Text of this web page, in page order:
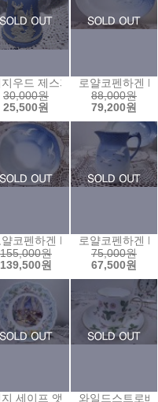
탠드
우드 제스퍼 루돌프종
30,000원
25,500원
로얄코펜하겐
88,000원
79,200원
잔(180ml)
루시걸 갈매기 습볼(24)
얄코펜하겐 B&G 블루시걸 갈
155,000원
139,500원
로얄코펜하겐
75,000원
67,500원
뭇잎접시
(16센티)
지 세이프 앳 라스트 접시
와일드스트로